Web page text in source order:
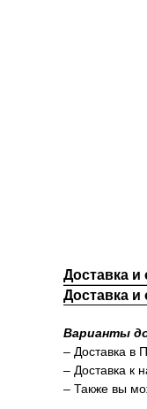
Доставка
Доставка
Варианты
– Доставка в
– Доставка к
– Также вы